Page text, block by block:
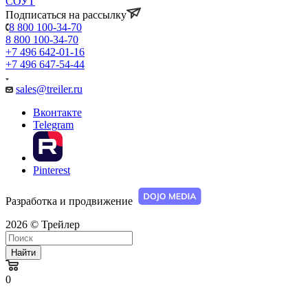
Подписаться на рассылку
8 800 100-34-70
8 800 100-34-70
+7 496 642-01-16
+7 496 647-54-44
sales@treiler.ru
Вконтакте
Telegram
Pinterest
Разработка и продвижение
2026 © Трейлер
Найти
0